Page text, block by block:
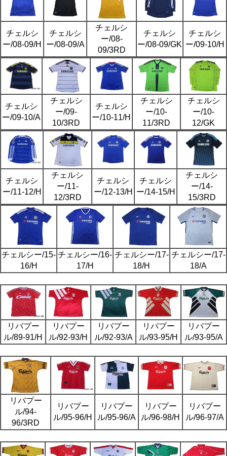
チェルシ
ー/08-09/H
チェルシ
ー/08-09/A
チェルシ
ー/08-
09/3RD
チェルシ
ー/08-09/GK
チェルシ
ー/09-10/H
チェルシ
ー/09-10/A
チェルシ
ー/09-
10/3RD
チェルシ
ー/10-11/H
チェルシ
ー/10-
11/3RD
チェルシ
ー/10-
12/GK
チェルシ
ー/11-12/H
チェルシ
ー/11-
12/3RD
チェルシ
ー/12-13/H
チェルシ
ー/14-15/H
チェルシ
ー/14-
15/3RD
チェルシー/15-
16/H
チェルシー/16-
17/H
チェルシー/17-
18/H
チェルシー/17-
18/A
リバプー
ル/89-91/H
リバプー
ル/92-93/H
リバプー
ル/92-93/A
リバプー
ル/93-95/H
リバプー
ル/93-95/A
リバプー
ル/94-
96/3RD
リバプー
ル/95-96/H
リバプー
ル/95-96/A
リバプー
ル/96-98/H
リバプー
ル/96-97/A